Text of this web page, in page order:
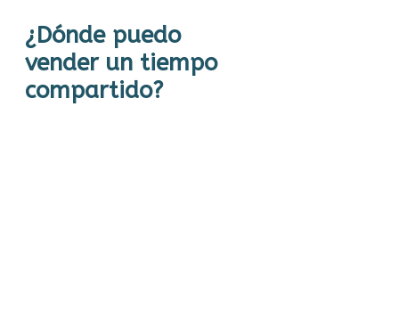
¿Dónde puedo
vender un tiempo
compartido?